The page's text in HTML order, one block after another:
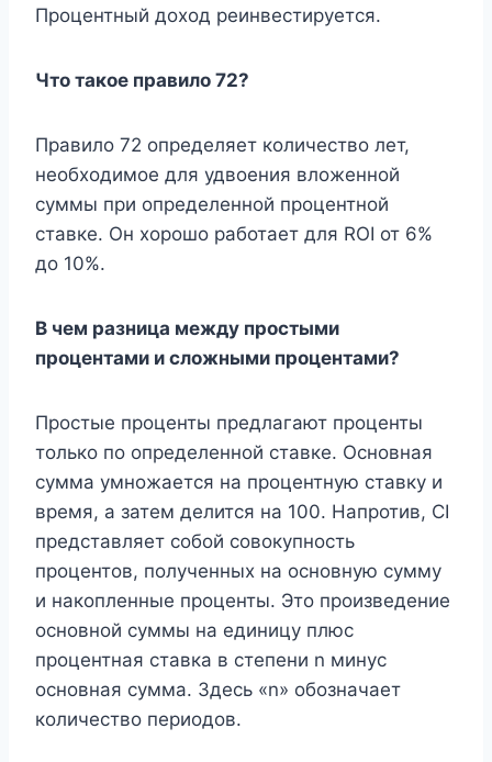
Процентный доход реинвестируется.
Что такое правило 72?
Правило 72 определяет количество лет,
необходимое для удвоения вложенной
суммы при определенной процентной
ставке. Он хорошо работает для ROI от 6%
до 10%.
В чем разница между простыми
процентами и сложными процентами?
Простые проценты предлагают проценты
только по определенной ставке. Основная
сумма умножается на процентную ставку и
время, а затем делится на 100. Напротив, CI
представляет собой совокупность
процентов, полученных на основную сумму
и накопленные проценты. Это произведение
основной суммы на единицу плюс
процентная ставка в степени n минус
основная сумма. Здесь «n» обозначает
количество периодов.